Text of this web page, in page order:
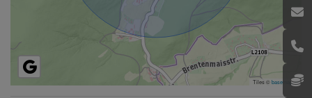
Tiles ©basemap.at